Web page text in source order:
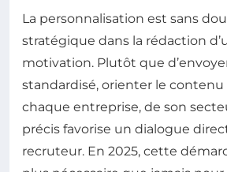
La personnalisation est sans
stratégique dans la rédaction
motivation. Plutôt que
standardisé, orienter le
chaque entreprise, de son
précis favorise un dialogue
recruteur. En 2025, cette